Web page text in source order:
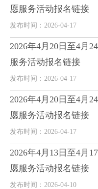
愿服务活动报名链接
发布时间：2026-04-17
2026年4月20日至4月
服务活动报名链接
发布时间：2026-04-17
2026年4月20日至4月
愿服务活动报名链接
发布时间：2026-04-17
2026年4月13日至4月
愿服务活动报名链接
发布时间：2026-04-10